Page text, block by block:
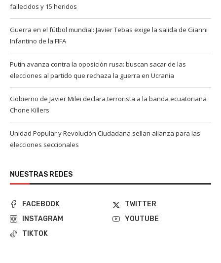
fallecidos y 15 heridos
Guerra en el fútbol mundial: Javier Tebas exige la salida de Gianni
Infantino de la FIFA
Putin avanza contra la oposición rusa: buscan sacar de las
elecciones al partido que rechaza la guerra en Ucrania
Gobierno de Javier Milei declara terrorista a la banda ecuatoriana
Chone Killers
Unidad Popular y Revolución Ciudadana sellan alianza para las
elecciones seccionales
NUESTRAS REDES
FACEBOOK
TWITTER
INSTAGRAM
YOUTUBE
TIKTOK